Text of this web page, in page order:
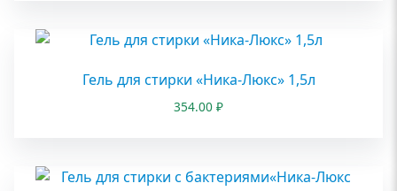
Гель для стирки «Ника-Люкс» 1,5л
354.00 ₽